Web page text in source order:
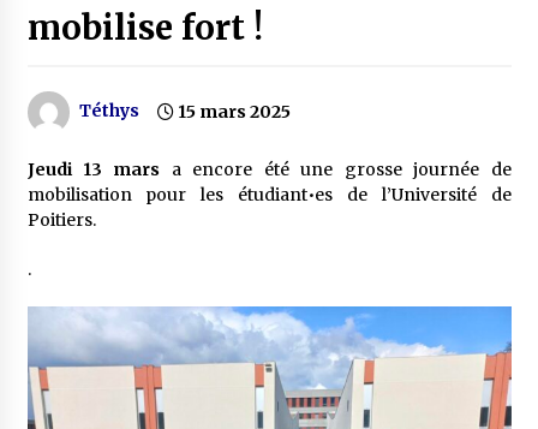
mobilise fort !
Téthys 15 mars 2025
Jeudi 13 mars a encore été une grosse journée de
mobilisation pour les étudiant•es de l’Université de
Poitiers.
.